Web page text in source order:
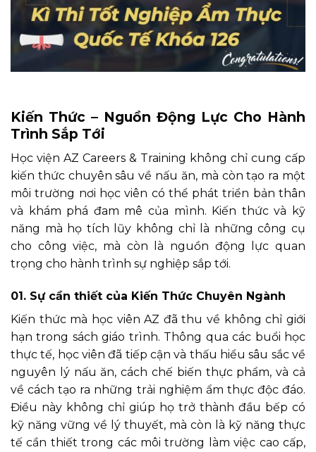
Kiến Thức – Nguồn Động Lực Cho Hành
Trình Sắp Tới
Học viện AZ Careers & Training không chỉ cung cấp
kiến thức chuyên sâu về nấu ăn, mà còn tạo ra một
môi trường nơi học viên có thể phát triển bản thân
và khám phá đam mê của mình. Kiến thức và kỹ
năng mà họ tích lũy không chỉ là những công cụ
cho công việc, mà còn là nguồn động lực quan
trọng cho hành trình sự nghiệp sắp tới.
01. Sự cần thiết của Kiến Thức Chuyên Ngành
Kiến thức mà học viên AZ đã thu về không chỉ giới
hạn trong sách giáo trình. Thông qua các buổi học
thực tế, học viên đã tiếp cận và thấu hiểu sâu sắc về
nguyên lý nấu ăn, cách chế biến thực phẩm, và cả
về cách tạo ra những trải nghiệm ẩm thực độc đáo.
Điều này không chỉ giúp họ trở thành đầu bếp có
kỹ năng vững về lý thuyết, mà còn là kỹ năng thực
tế cần thiết trong các môi trường làm việc cao cấp,